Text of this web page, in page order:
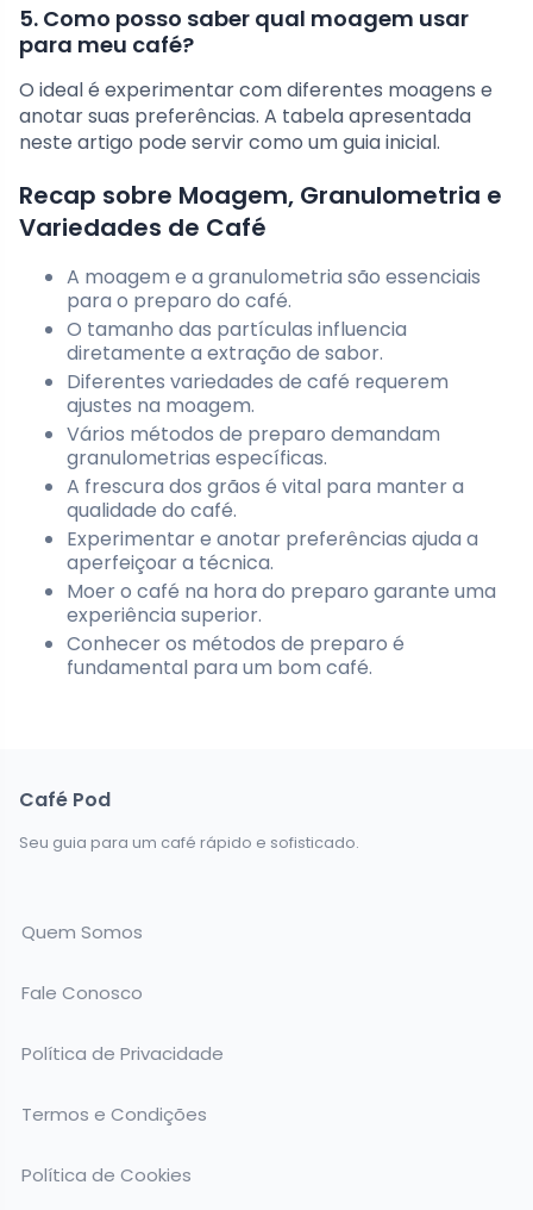
5. Como posso saber qual moagem usar
para meu café?
O ideal é experimentar com diferentes moagens e
anotar suas preferências. A tabela apresentada
neste artigo pode servir como um guia inicial.
Recap sobre Moagem, Granulometria e
Variedades de Café
A moagem e a granulometria são essenciais
para o preparo do café.
O tamanho das partículas influencia
diretamente a extração de sabor.
Diferentes variedades de café requerem
ajustes na moagem.
Vários métodos de preparo demandam
granulometrias específicas.
A frescura dos grãos é vital para manter a
qualidade do café.
Experimentar e anotar preferências ajuda a
aperfeiçoar a técnica.
Moer o café na hora do preparo garante uma
experiência superior.
Conhecer os métodos de preparo é
fundamental para um bom café.
Café Pod
Seu guia para um café rápido e sofisticado.
Quem Somos
Fale Conosco
Política de Privacidade
Termos e Condições
Política de Cookies